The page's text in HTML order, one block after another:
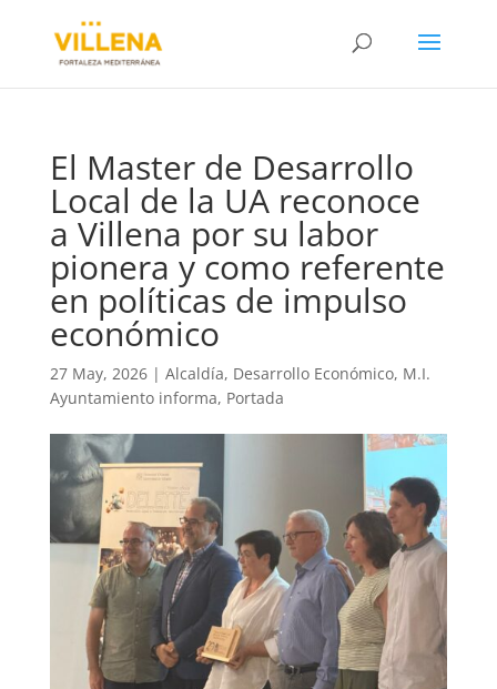
El Master de Desarrollo
Local de la UA reconoce
a Villena por su labor
pionera y como referente
en políticas de impulso
económico
27 May, 2026| Alcaldía, Desarrollo Económico, M.I.
Ayuntamiento informa, Portada